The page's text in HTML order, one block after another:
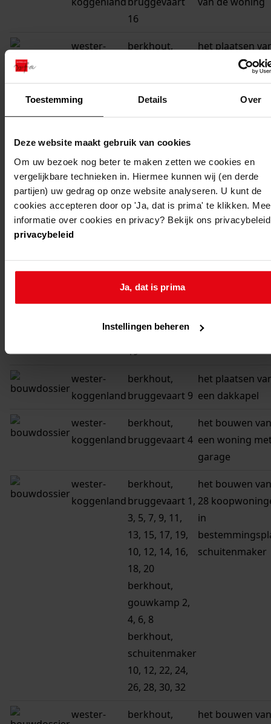
Toestemming Details Over
Deze website maakt gebruik van cookies
Om uw bezoek nog beter te maken zetten we cookies en
vergelijkbare technieken in. Hiermee kunnen wij (en derde
partijen) uw gedrag op onze website analyseren. U kunt de
cookies accepteren door op 'Ja, dat is prima' te klikken.
informatie over cookies en privacy? Bekijk ons privacybeleid
privacybeleid
Ja, dat is prima
Instellingen beheren
16
wester-
berkhout,
17
het plaatsen
een dakkapel
wester-
berkhout,
19
het uitbreiden
wester-
koggenland
berkhout,
bruggevaart 6
het plaatsen
een tuinhuisje
wester-
koggenland
berkhout,
bruggevaart 1
de bouw van
dakkapel
koggenlandbruggevaart 2 woning met
bruggevaart
19
een tuinhuisje
wester-
koggenland
berkhout,
bruggevaart 9
het plaatsen
een dakkapel
wester-
koggenland
berkhout,
bruggevaart 4
het bouwen van
een woning
garage
wester-
koggenland
berkhout,
bruggevaart 1,
3, 5, 7, 9, 11,
13, 15, 17, 19,
10, 12, 14, 16,
18, 20
berkhout,
gouwkamp 2,
4, 6, 8
berkhout,
schuitenmaker
10, 12, 22, 24,
26, 28, 30, 32
het bouwen van
28
in
schuitenmaker
wester-
berkhout,
het bouwen van